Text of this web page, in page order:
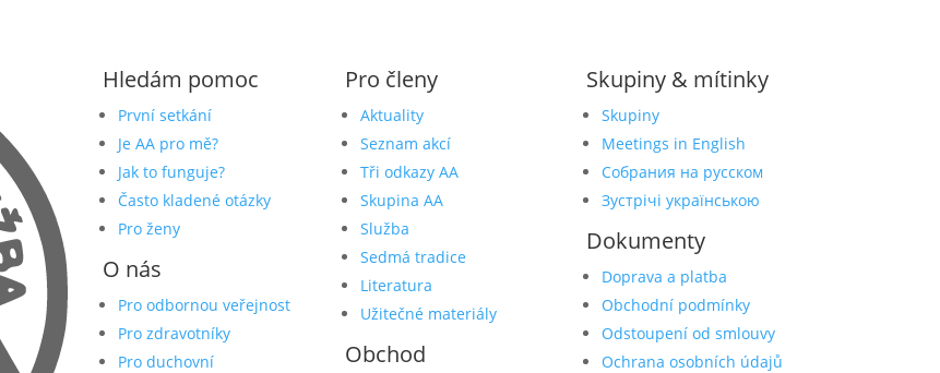
Hledám pomoc
První setkání
Je AA pro mě?
Jak to funguje?
Často kladené otázky
Pro ženy
O nás
Pro odbornou veřejnost
Pro zdravotníky
Pro duchovní
Pro členy
Aktuality
Seznam akcí
Tři odkazy AA
Skupina AA
Služba
Sedmá tradice
Literatura
Užitečné materiály
Obchod
Skupiny & mítinky
Skupiny
Meetings in English
Собрания на русском
Зустрічі українською
Dokumenty
Doprava a platba
Obchodní podmínky
Odstoupení od smlouvy
Ochrana osobních údajů